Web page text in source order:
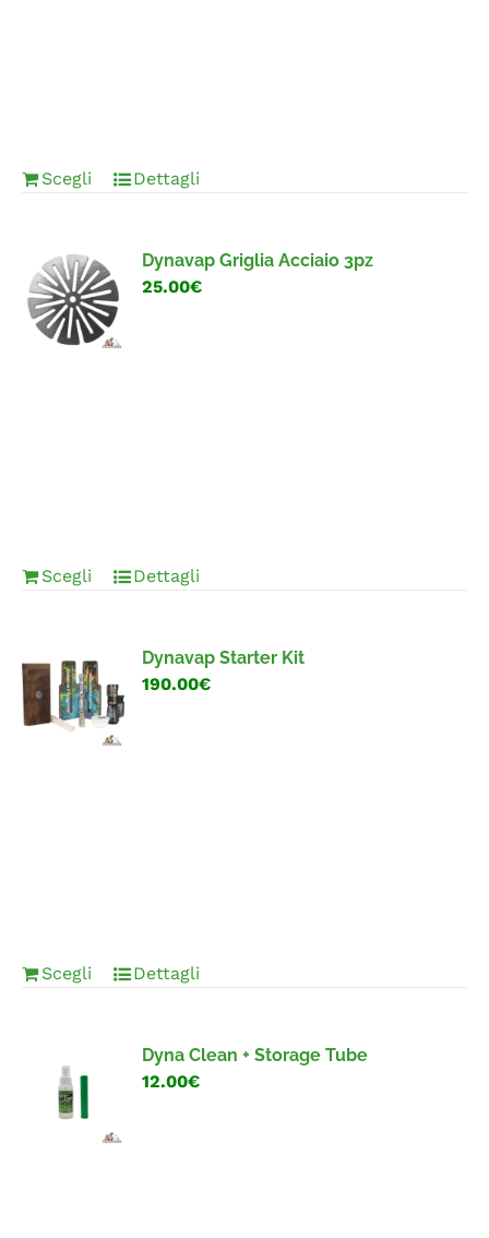
Scegli Dettagli
Dynavap Griglia Acciaio 3pz
25.00€
Scegli Dettagli
Dynavap Starter Kit
190.00€
Scegli Dettagli
Dyna Clean + Storage Tube
12.00€